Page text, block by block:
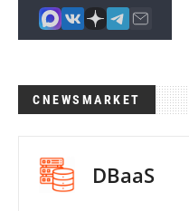
CNEWSMARKET
DBaaS